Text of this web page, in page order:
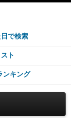
で検索
ト
ンキング